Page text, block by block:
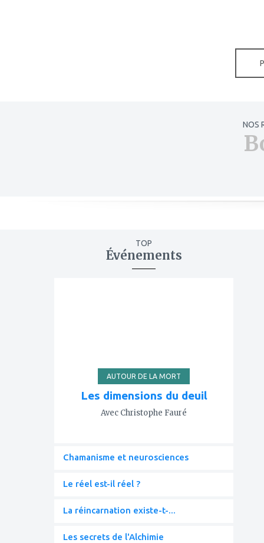
NOS
TOP
Événements
AUTOUR DE LA MORT
Les dimensions du deuil
Avec Christophe Fauré
Chamanisme et neurosciences
Le réel est-il réel ?
La réincarnation existe-t-...
Les secrets de l'Alchimie